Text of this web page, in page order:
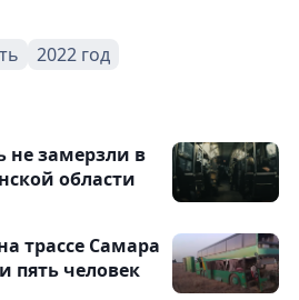
2022 год
не замерзли в
области
трассе Самара
пять человек